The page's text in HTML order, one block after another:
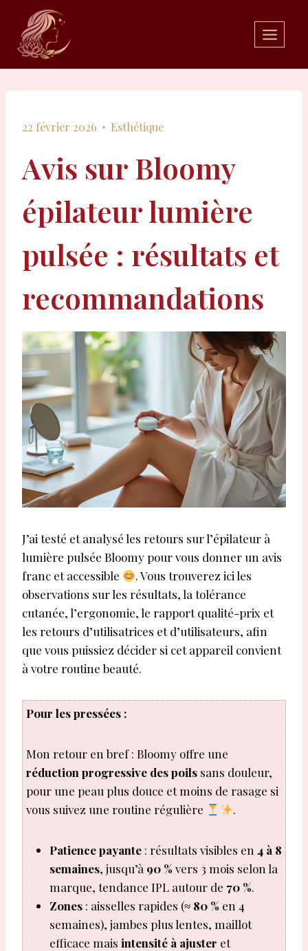
contenu
22 février 2026 Esthétique
Avis sur Bloomy
épilateur lumière
pulsée : résultats et
recommandations
J’ai testé et analysé les retours sur l’épilateur à
lumière pulsée Bloomy pour vous donner un avis
franc et accessible
. Vous trouverez ici les
observations sur les résultats, la tolérance
cutanée, l’ergonomie, le rapport qualité-prix et
les retours d’utilisatrices et d’utilisateurs, afin
que vous puissiez décider si cet appareil convient
à votre routine beauté.
Pour les pressées :
Mon retour en bref : Bloomy offre une
réduction progressive des poils sans douleur,
pour une peau plus douce et moins de rasage si
vous suivez une routine régulière
.
Patience payante : résultats visibles en 4 à 8
semaines, jusqu’à 90 % vers 3 mois selon la
marque, tendance IPL autour de 70 %.
Zones : aisselles rapides (≈ 80 % en 4
semaines), jambes plus lentes, maillot
efficace mais intensité à ajuster et